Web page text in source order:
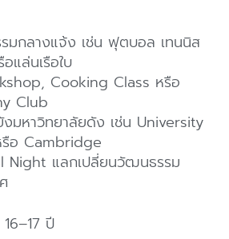
มกลางแจ้ง เช่น ฟุตบอล เทนนิส
แล่นเรือใบ
Cooking Class หรือ
Club
มหาวิทยาลัยดัง เช่น University
อ Cambridge
Night แลกเปลี่ยนวัฒนธรรม
ปี